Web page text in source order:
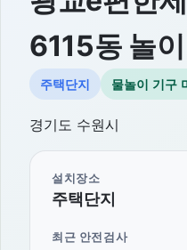
6115동 놀
주택단지 물놀이 기구
경기도 수원시
설치장소
주택단지
최근 안전검사